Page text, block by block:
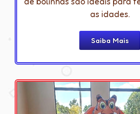
as idades.
Saiba Mais